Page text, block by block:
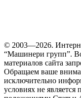
© 2003—2026.
“Машинери групп”.
материалов сайта
Обращаем ваше
исключительно
условиях не